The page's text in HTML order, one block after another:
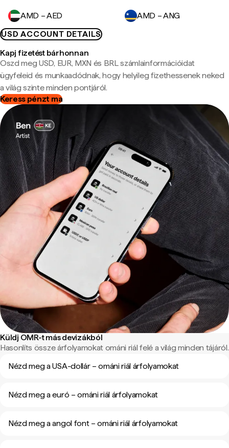
AMD – AED
AMD – ANG
USD ACCOUNT DETAILS
Kapj fizetést bárhonnan
Oszd meg USD, EUR, MXN és BRL számlainformációidat
ügyfeleid és munkaadódnak, hogy helyileg fizethessenek neked
a világ szinte minden pontjáról.
Keress pénzt ma
Küldj OMR-t más devizákból
Hasonlíts össze árfolyamokat ománi riál felé a világ minden tájáról.
Nézd meg a USA-dollár – ománi riál árfolyamokat
Nézd meg a euró – ománi riál árfolyamokat
Nézd meg a angol font – ománi riál árfolyamokat